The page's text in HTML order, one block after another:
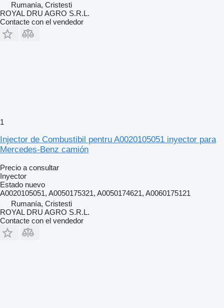
Rumanía, Cristesti
ROYAL DRU AGRO S.R.L.
Contacte con el vendedor
1
Injector de Combustibil pentru A0020105051 inyector para
Mercedes-Benz camión
Precio a consultar
Inyector
Estado nuevo
A0020105051, A0050175321, A0050174621, A0060175121
Rumanía, Cristesti
ROYAL DRU AGRO S.R.L.
Contacte con el vendedor